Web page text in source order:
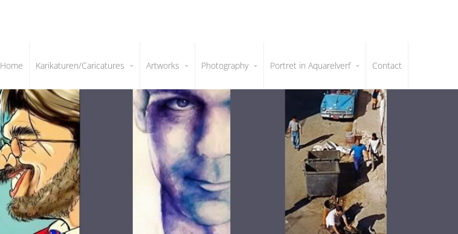
Home Karikaturen/Caricatures Artworks Photography Portret in Aquarelverf Contact